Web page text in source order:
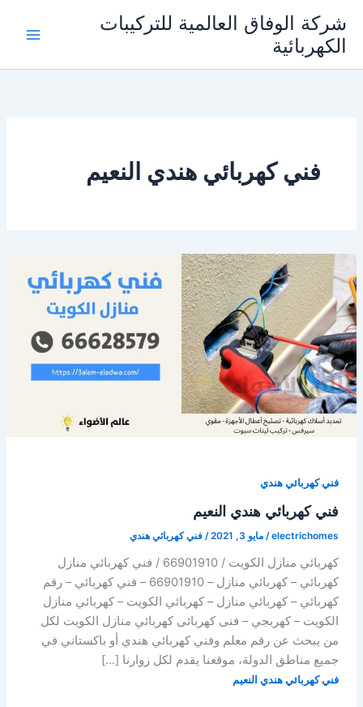
المحتوى
شركة الوفاق العالمية للتركيبات
الكهربائية
فني كهربائي هندي النعيم
فني كهربائي هندي
فني كهربائي هندي النعيم
electrichomes
/ مايو 3, 2021 / فني كهربائي هندي
كهربائي منازل الكويت / 66901910 / فني كهربائي منازل
كهربائي – كهربائي منازل – 66901910 – فني كهربائي – رقم
كهربائي – كهربائي منازل – كهربائي الكويت – كهربائي منازل
الكويت – كهربجي – فنى كهربائى كهربائي منازل الكويت لكل
من يبحث عن رقم معلم وفني كهربائي هندي أو باكستاني في
جميع مناطق الدولة، موقعنا يقدم لكل زوارنا […]
فني كهربائي هندي النعيم